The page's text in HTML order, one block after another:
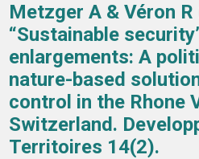
Metzger A & Véron
“Sustainable
enlargements: A
nature-based
control in the Rhone
Switzerland.
Territoires 14(2).